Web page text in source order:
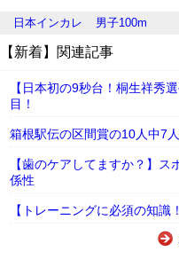
日本インカレ 男子100m
【新着】関連記事
【日本初の9秒台！桐生祥秀
目！
箱根駅伝の区間賞の10人中7
【歯のケアしてますか？】
係性
【トレーニングに必須の知